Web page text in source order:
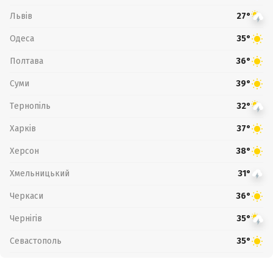
Львів 27°
Одеса 35°
Полтава 36°
Суми 39°
Тернопіль 32°
Харків 37°
Херсон 38°
Хмельницький 31°
Черкаси 36°
Чернігів 35°
Севастополь 35°